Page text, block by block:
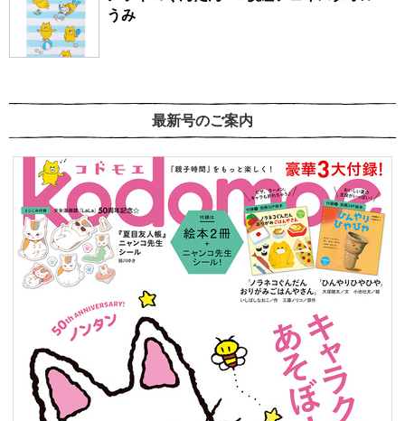
うみ
最新号のご案内